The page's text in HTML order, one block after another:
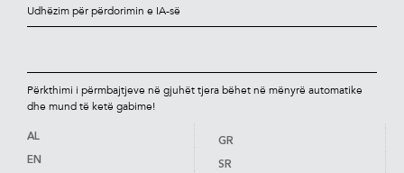
Udhëzim për përdorimin e IA-së
Përkthimi i përmbajtjeve në gjuhët tjera bëhet në mënyrë automatike
dhe mund të ketë gabime!
AL
EN
GR
SR